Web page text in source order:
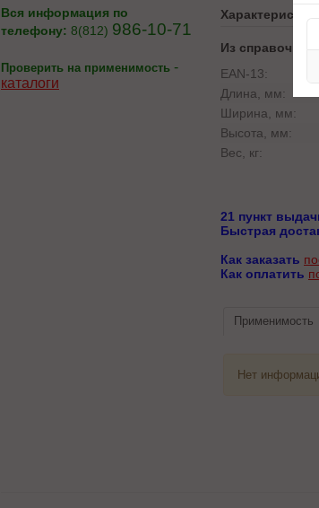
Вся информация по
телефону: 8(812) 986-10-71
Проверить на применимость -
каталоги
Характеристики
Из справочника
EAN-13:
Длина, мм:
Ширина, мм:
Высота, мм:
Вес, кг:
21 пункт
Быстрая
Как заказать
Как оплатить
Применимость
Нет